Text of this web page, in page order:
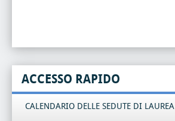
ACCESSO RAPIDO
CALENDARIO DELLE SEDUTE DI LAUREA